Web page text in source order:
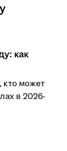
как
кто может
в 2026-